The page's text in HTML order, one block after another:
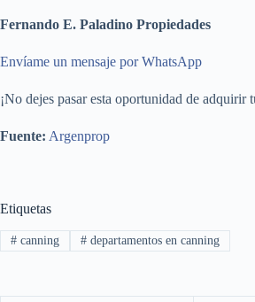
Fernando E. Paladino Propiedades
Envíame un mensaje por WhatsApp
¡No dejes pasar esta oportunidad de
Fuente: Argenprop
Etiquetas
#canning #departamentos en canning